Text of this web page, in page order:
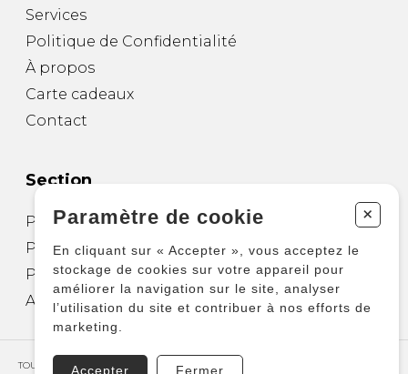
Services
Politique de Confidentialité
À propos
Carte cadeaux
Contact
Section
Partitions pour guitare
Partitions pour autres instruments
Partitions pour ensembles
Autres produits
TOUS DROITS RÉSERVÉS © COPYRIGHT 2026 – PRODUCTIONS D'OZ
Paramètre de cookie +
En cliquant sur « Accepter », vous acceptez le
stockage de cookies sur votre appareil pour
améliorer la navigation sur le site, analyser
l’utilisation du site et contribuer à nos efforts de
marketing.
Accepter Fermer